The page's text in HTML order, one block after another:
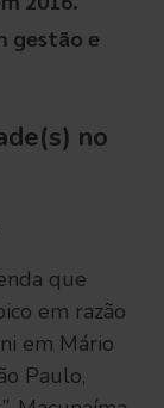
gestão e
no
que
em razão
em Mário
Paulo,